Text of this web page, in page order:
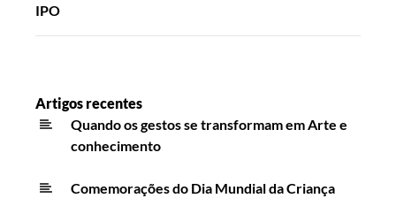
IPO
Artigos recentes
Quando os gestos se transformam em Arte e
conhecimento
Comemorações do Dia Mundial da Criança